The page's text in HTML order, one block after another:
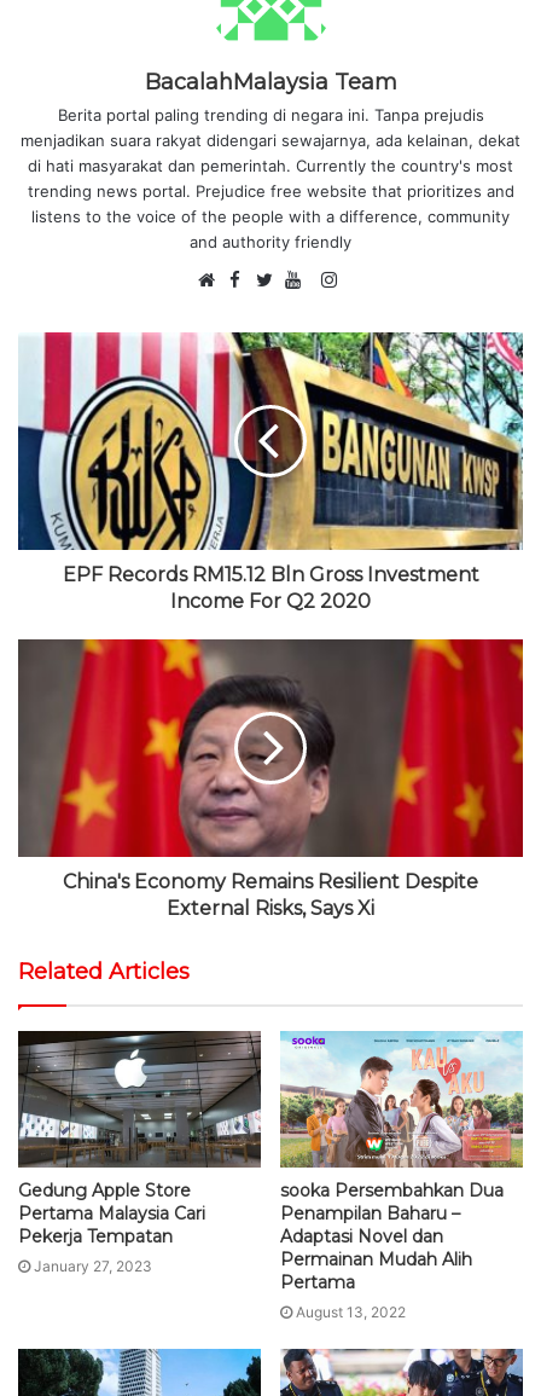
BacalahMalaysia Team
Berita portal paling trending di negara ini. Tanpa prejudis
menjadikan suara rakyat didengari sewajarnya, ada kelainan, dekat
di hati masyarakat dan pemerintah. Currently the country's most
trending news portal. Prejudice free website that prioritizes and
listens to the voice of the people with a difference, community
and authority friendly
e
b
t
e
F
c
e
b
o
o
k
w
i
t
e
r
o
u
T
u
b
e
I
s
t
a
g
r
a
m
EPF Records RM15.12 Bln Gross Investment
Income For Q2 2020
China's Economy Remains Resilient Despite
External Risks, Says Xi
Related Articles
Gedung Apple Store
Pertama Malaysia Cari
Pekerja Tempatan
January 27, 2023
sooka Persembahkan Dua
Penampilan Baharu –
Adaptasi Novel dan
Permainan Mudah Alih
Pertama
August 13, 2022